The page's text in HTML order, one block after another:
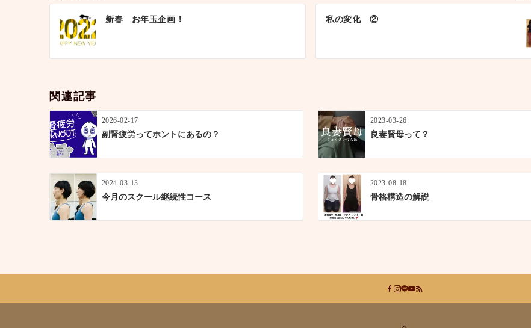
シ
ン
新春 お年玉企画！ 私の変化 ②
関連記事
2026-02-17
副腎疲労ってホントにあるの？
2023-03-26
良妻賢母って？
2024-03-13
今月のスクール継続性コース
2023-08-18
骨格構造の解説